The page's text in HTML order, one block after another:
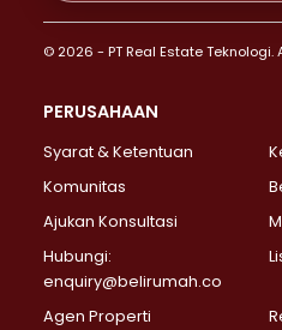
Properti Dijual di Bendungan
Properti Dijual di Jakarta
Properti Dijual di Lebak Bulus >
Properti Dijual di Gandaria
Properti Dijual di Pondok Labu
Properti Dijual di Lenteng
Properti Dijual di Senayan >
Properti Dijual di Pondok
© 2026 - PT Real Estate Teknologi.
PERUSAHAAN
Syarat & Ketentuan
Komunitas
Ajukan Konsultasi
Hubungi:
enquiry@belirumah.co
Agen Properti